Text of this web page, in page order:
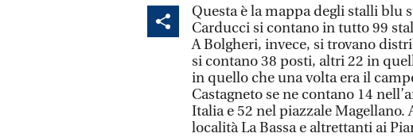
Questa è la mappa degli stalli blu
Carducci si contano in tutto 99
A Bolgheri, invece, si trovano
si contano 38 posti, altri 22 in
in quello che una volta era il
Castagneto se ne contano 14
Italia e 52 nel piazzale
località La Bassa e altrettanti ai